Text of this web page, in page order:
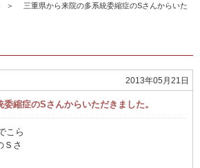
＞
三重県から来院の多系統委縮症のSさんからいた
2013年05月21日
縮症のSさんからいただきました。
こら
Ｓさ